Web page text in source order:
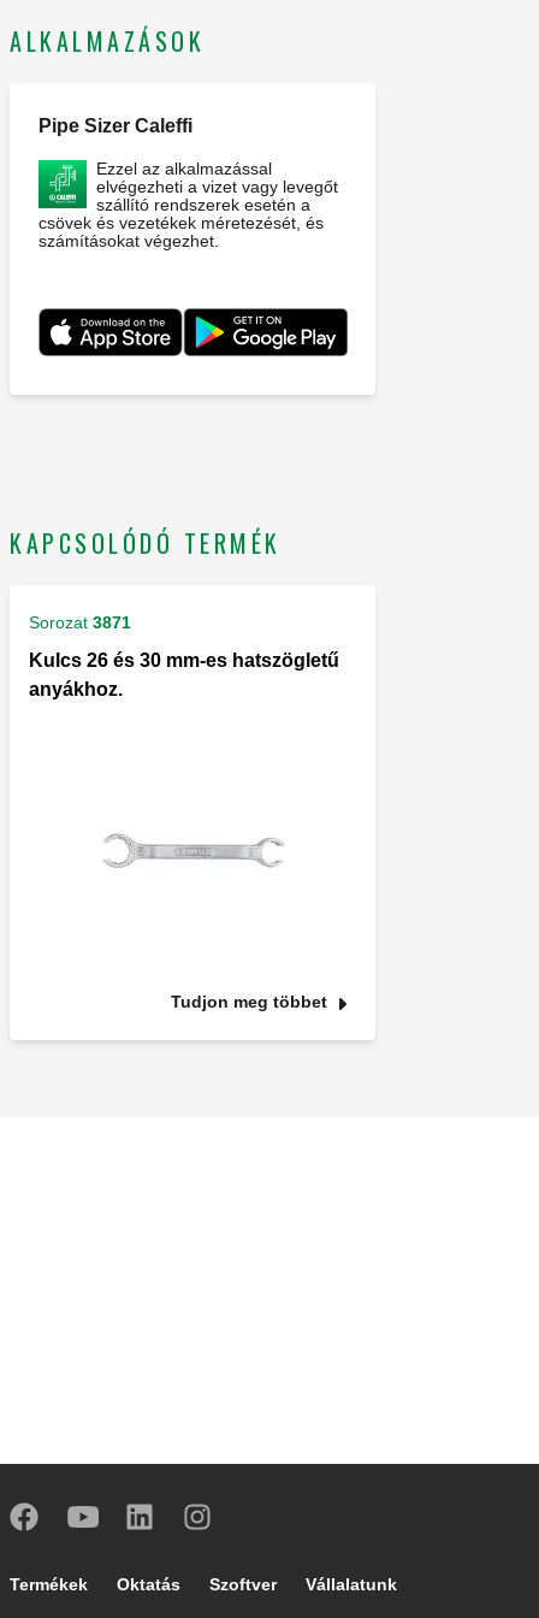
ALKALMAZÁSOK
Pipe Sizer Caleffi
Ezzel az alkalmazással
elvégezheti a vizet vagy levegőt
szállító rendszerek esetén a
csövek és vezetékek méretezését, és
számításokat végezhet.
KAPCSOLÓDÓ TERMÉK
Sorozat 3871
Kulcs 26 és 30 mm-es hatszögletű
anyákhoz.
Tudjon meg többet
Footer main navigation
Termékek Oktatás Szoftver Vállalatunk